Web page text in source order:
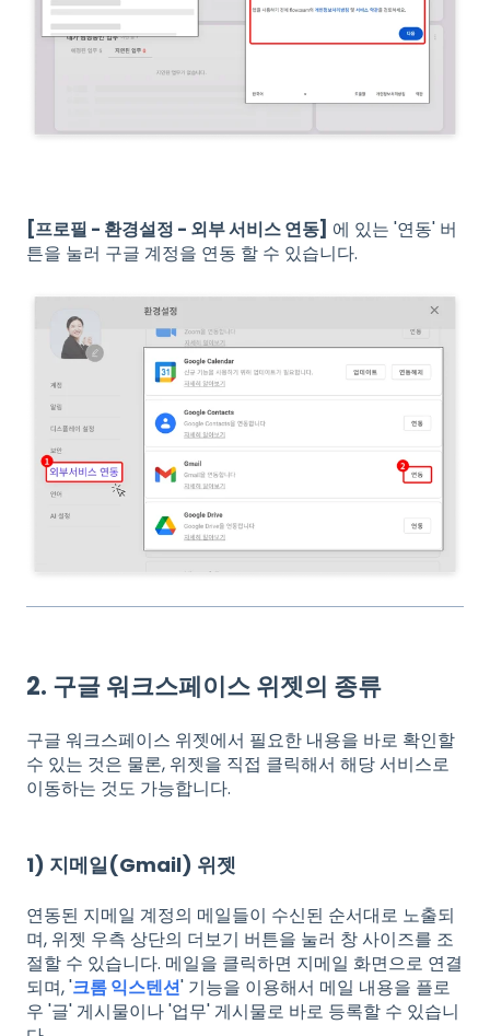
[프로필 - 환경설정 - 외부 서비스 연동] 에 있는 '연동' 버
튼을 눌러 구글 계정을 연동 할 수 있습니다.
2. 구글 워크스페이스 위젯의 종류
구글 워크스페이스 위젯에서 필요한 내용을 바로 확인할
수 있는 것은 물론, 위젯을 직접 클릭해서 해당 서비스로
이동하는 것도 가능합니다.
1) 지메일(Gmail) 위젯
연동된 지메일 계정의 메일들이 수신된 순서대로 노출되
며, 위젯 우측 상단의 더보기 버튼을 눌러 창 사이즈를 조
절할 수 있습니다. 메일을 클릭하면 지메일 화면으로 연결
되며, '크롬 익스텐션' 기능을 이용해서 메일 내용을 플로
우 '글' 게시물이나 '업무' 게시물로 바로 등록할 수 있습니